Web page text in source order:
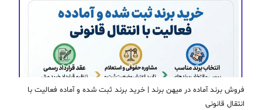
فروش برند آماده در میهن برند | خرید برند ثبت شده و آماده فعالیت با
انتقال قانونی